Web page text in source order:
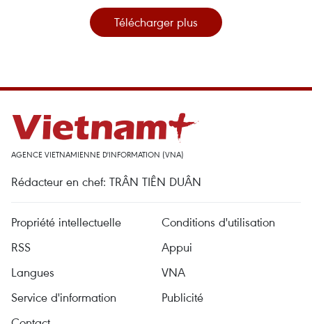
Télécharger plus
AGENCE VIETNAMIENNE D'INFORMATION (VNA)
Rédacteur en chef: TRÂN TIÊN DUÂN
Propriété intellectuelle
Conditions d'utilisation
RSS
Appui
Langues
VNA
Service d'information
Publicité